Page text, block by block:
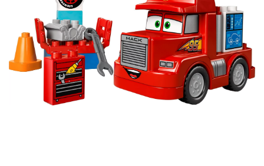
Поставьте малышу задачу: поднять на грузовик
большой валун. Ковшом экскаватора из Лего 10931
можно подобрать камень с земли, а при помощи
вращения кабины переместить его. Но осторожнее —
камень может расколоться!
В набор входят экскаватор и грузовик-самосвал.
Кабину экскаватора можно поворачивать, а также